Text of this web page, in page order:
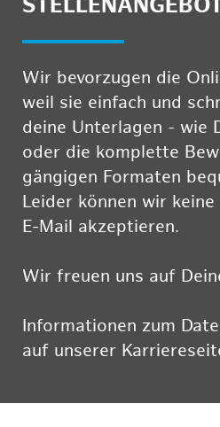
Wir bevorzugen die
weil sie einfach und
deine Unterlagen - wie
oder die komplette
gängigen Formaten
Leider können wir
E-Mail akzeptieren.
Wir freuen uns auf
Informationen zum
auf unserer